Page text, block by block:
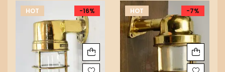
HOT -16% HOT -7%